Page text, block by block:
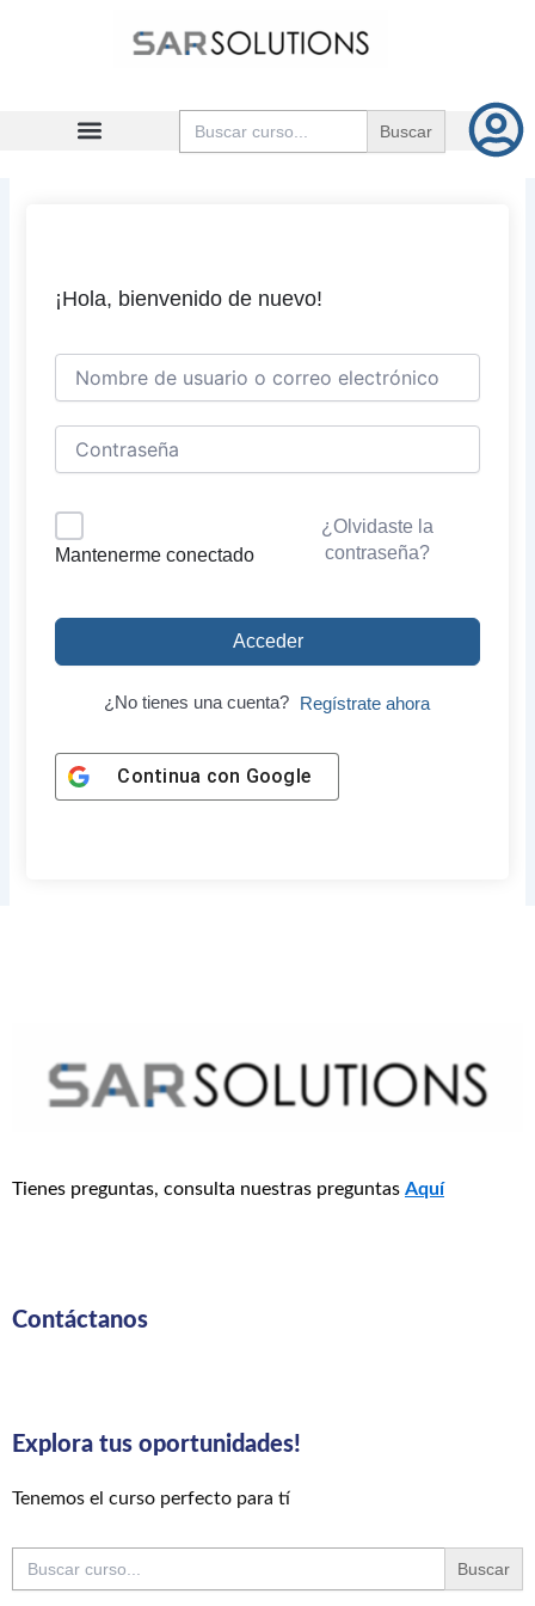
Buscar:
¡Hola, bienvenido de nuevo!
Mantenerme conectado
¿Olvidaste la
contraseña?
Acceder
¿No tienes una cuenta? Regístrate ahora
Continua con Google
Tienes preguntas, consulta nuestras preguntas Aquí
Contáctanos
Explora tus oportunidades!
Tenemos el curso perfecto para tí
Buscar: